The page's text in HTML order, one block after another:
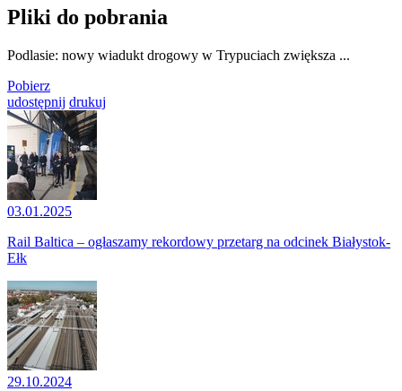
Pliki do pobrania
Podlasie: nowy wiadukt drogowy w Trypuciach zwiększa ...
Pobierz
udostępnij drukuj
03.01.2025
Rail Baltica – ogłaszamy rekordowy przetarg na odcinek Białystok-
Ełk
29.10.2024